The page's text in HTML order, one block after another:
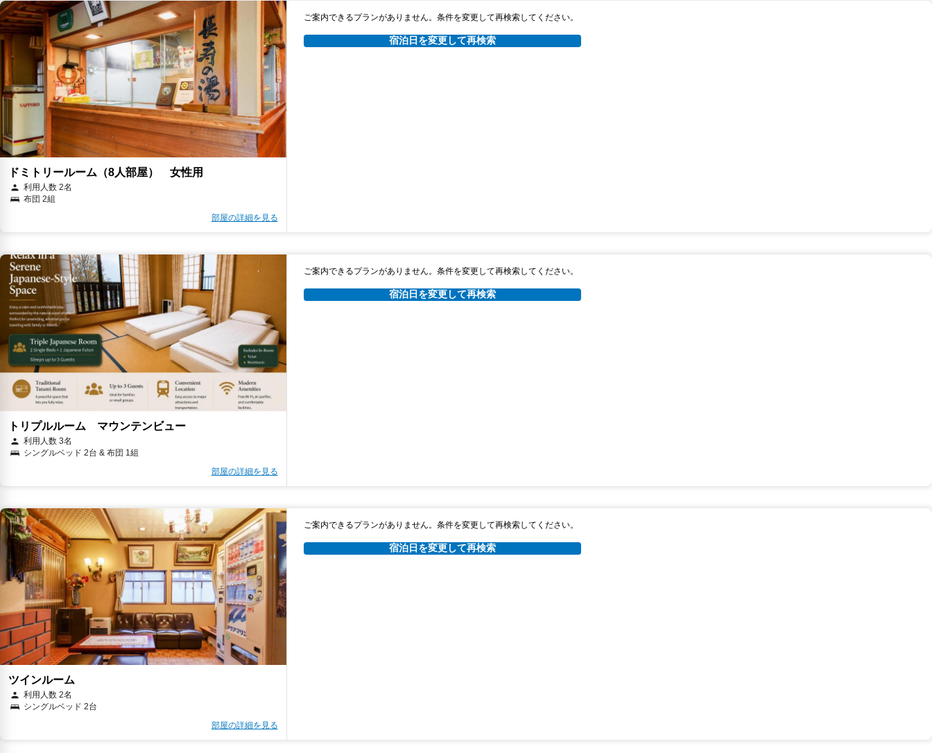
ドミトリールーム（8人部屋） 女性用
利用人数 2名
布団 2組
部屋の詳細を見る
ご案内できるプランがありません。条件を変更して再検索してください。
宿泊日を変更して再検索
トリプルルーム マウンテンビュー
利用人数 3名
シングルベッド 2台 & 布団 1組
部屋の詳細を見る
ご案内できるプランがありません。条件を変更して再検索してください。
宿泊日を変更して再検索
ツインルーム
利用人数 2名
シングルベッド 2台
部屋の詳細を見る
ご案内できるプランがありません。条件を変更して再検索してください。
宿泊日を変更して再検索